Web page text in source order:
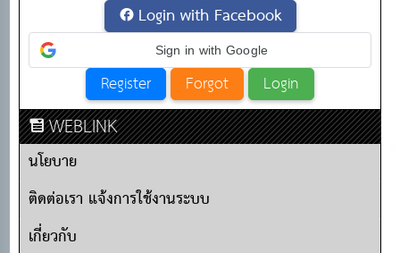
Login with Facebook
Sign in with Google
WEBLINK
นโยบาย
ติดต่อเรา แจ้งการใช้งานระบบ
เกี่ยวกับ